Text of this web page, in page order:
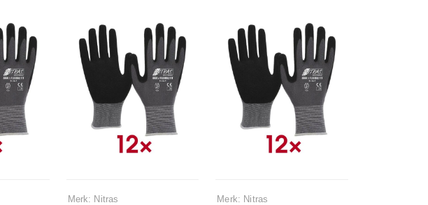
Merk: Nitras Merk: Nitras